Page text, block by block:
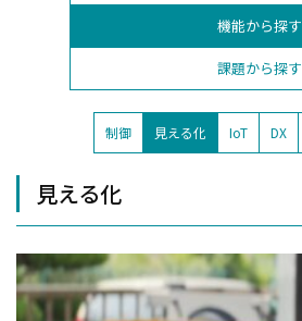
機能から探す
課題から探す
制御 見える化 IoT DX
見える化